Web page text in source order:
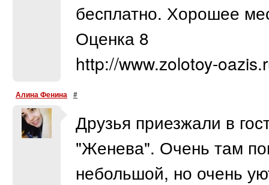
бесплатно. Хорошее
Оценка 8
http://www.zolotoy-
Алина Фенина #
Друзья приезжали в
"Женева". Очень там
небольшой, но очень